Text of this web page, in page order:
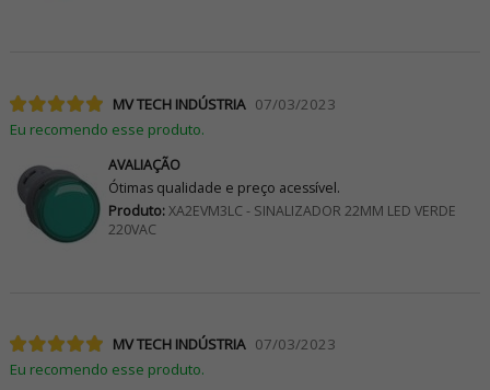
MV TECH INDÚSTRIA 07/03/2023
Eu recomendo esse produto.
AVALIAÇÃO
Ótimas qualidade e preço acessível.
Produto:XA2EVM3LC - SINALIZADOR 22MM LED VERDE
220VAC
MV TECH INDÚSTRIA 07/03/2023
Eu recomendo esse produto.